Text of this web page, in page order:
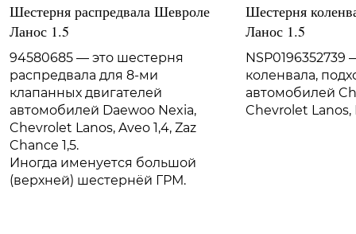
Шестерня распредвала Шевроле
Ланос 1.5
94580685 — это шестерня
распредвала для 8-ми
клапанных двигателей
автомобилей Daewoo Nexia,
Chevrolet Lanos, Aveo 1,4, Zaz
Chance 1,5.
Иногда именуется большой
(верхней) шестернёй ГРМ.
Шестерня
Ланос 1.5
коленвала,
автомобилей
Chevrolet Lanos,